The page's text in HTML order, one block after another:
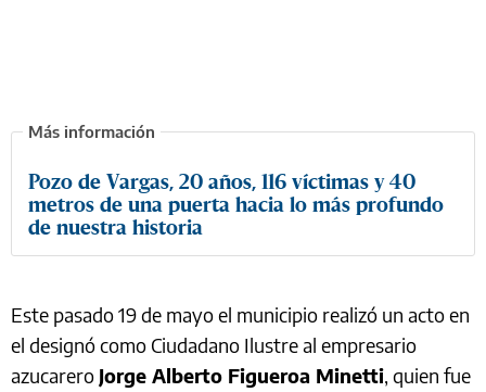
Pozo de Vargas, 20 años, 116 víctimas y 40
metros de una puerta hacia lo más profundo
de nuestra historia
Este pasado 19 de mayo el municipio realizó un acto en
el designó como Ciudadano Ilustre al empresario
azucarero Jorge Alberto Figueroa Minetti, quien fue